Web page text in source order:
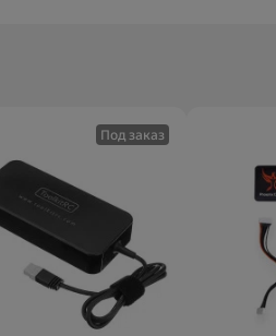
Под заказ